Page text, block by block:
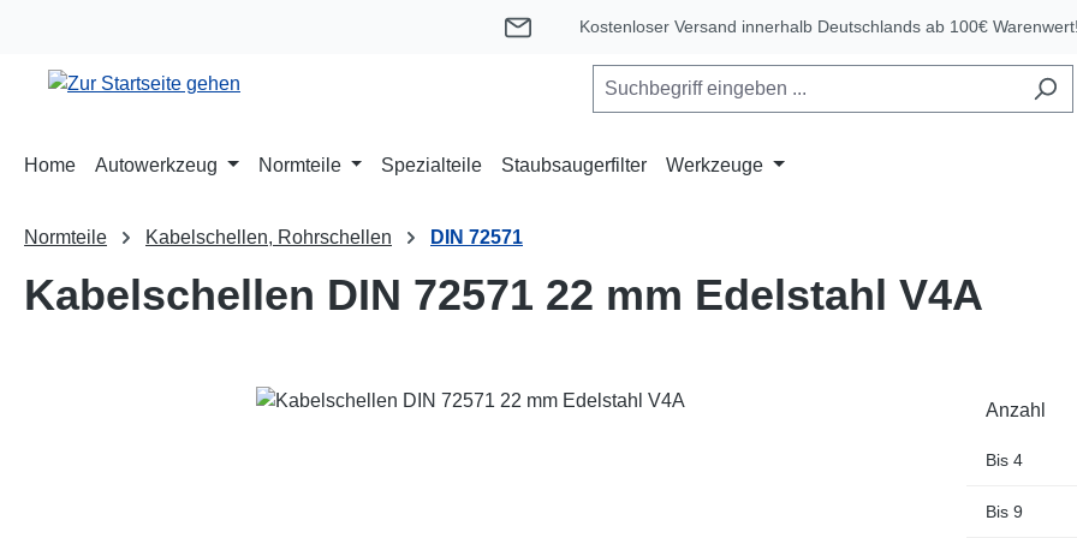
Kostenloser Versand innerhalb Deutschlands ab 100€ Warenwert!
Home Autowerkzeug Normteile Spezialteile Staubsaugerfilter Werkzeuge
Normteile Kabelschellen, Rohrschellen DIN 72571
Kabelschellen DIN 72571 22 mm Edelstahl V4A
Anzahl
Bis 4
Bis 9